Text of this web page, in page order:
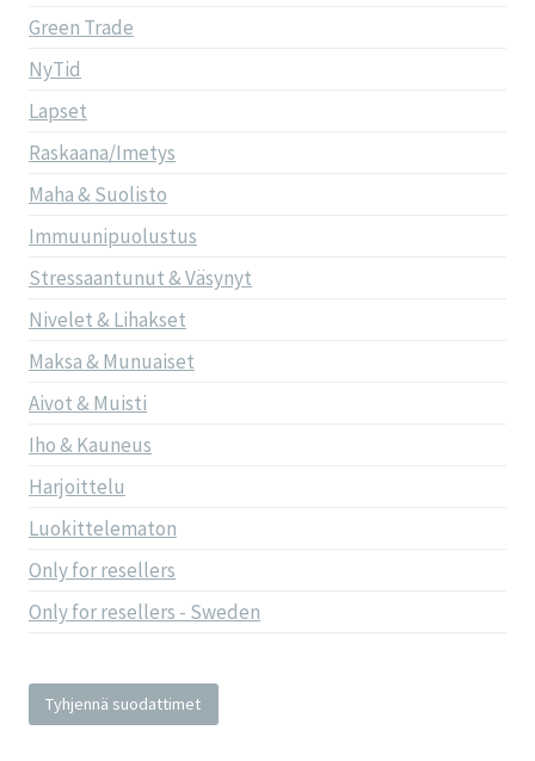
Green Trade
NyTid
Lapset
Raskaana/Imetys
Maha & Suolisto
Immuunipuolustus
Stressaantunut & Väsynyt
Nivelet & Lihakset
Maksa & Munuaiset
Aivot & Muisti
Iho & Kauneus
Harjoittelu
Luokittelematon
Only for resellers
Only for resellers - Sweden
Tyhjennä suodattimet